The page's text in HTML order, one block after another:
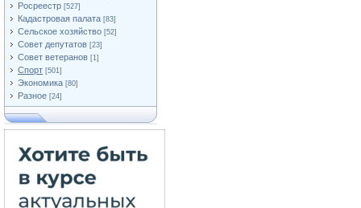
Росреестр [527]
Кадастровая палата [83]
Сельское хозяйство [52]
Совет депутатов [23]
Совет ветеранов [1]
Спорт [501]
Экономика [80]
Разное [24]